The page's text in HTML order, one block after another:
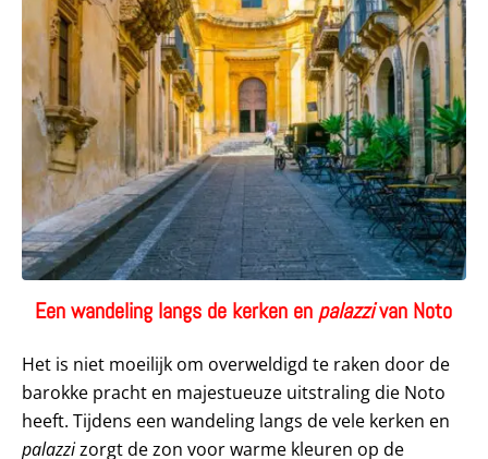
Een wandeling langs de kerken en palazzivan Noto
Het is niet moeilijk om overweldigd te raken door de
barokke pracht en majestueuze uitstraling die Noto
heeft. Tijdens een wandeling langs de vele kerken en
palazzizorgt de zon voor warme kleuren op de